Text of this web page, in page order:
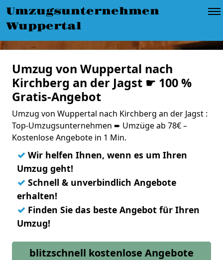
Umzugsunternehmen
Wuppertal
Umzug von Wuppertal nach
Kirchberg an der Jagst ☛ 100 %
Gratis-Angebot
Umzug von Wuppertal nach Kirchberg an der Jagst :
Top-Umzugsunternehmen ➨ Umzüge ab 78€ –
Kostenlose Angebote in 1 Min.
✓ Wir helfen Ihnen, wenn es um Ihren
Umzug geht!
✓ Schnell & unverbindlich Angebote
erhalten!
✓ Finden Sie das beste Angebot für Ihren
Umzug!
blitzschnell kostenlose Angebote